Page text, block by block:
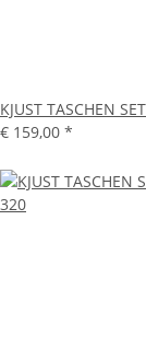
KJUST TASCHEN
€ 159,00 *